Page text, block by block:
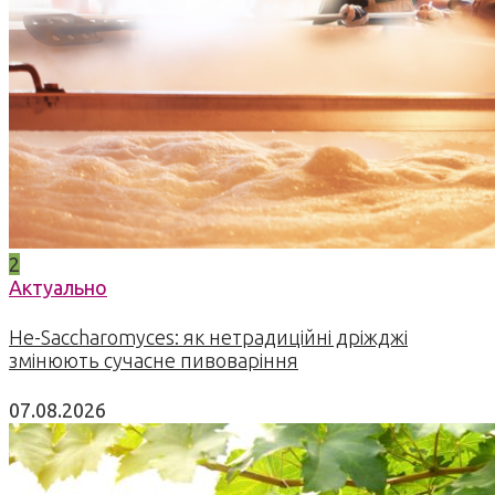
2
Актуально
Не-Saccharomyces: як нетрадиційні дріжджі
змінюють сучасне пивоваріння
07.08.2026